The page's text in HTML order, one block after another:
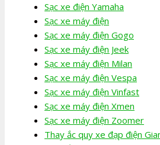
Sạc xe điện Yamaha
Sạc xe máy điện
Sạc xe máy điện Gogo
Sạc xe máy điện Jeek
Sạc xe máy điện Milan
Sạc xe máy điện Vespa
Sạc xe máy điện Vinfast
Sạc xe máy điện Xmen
Sạc xe máy điện Zoomer
Thay ắc quy xe đạp điện